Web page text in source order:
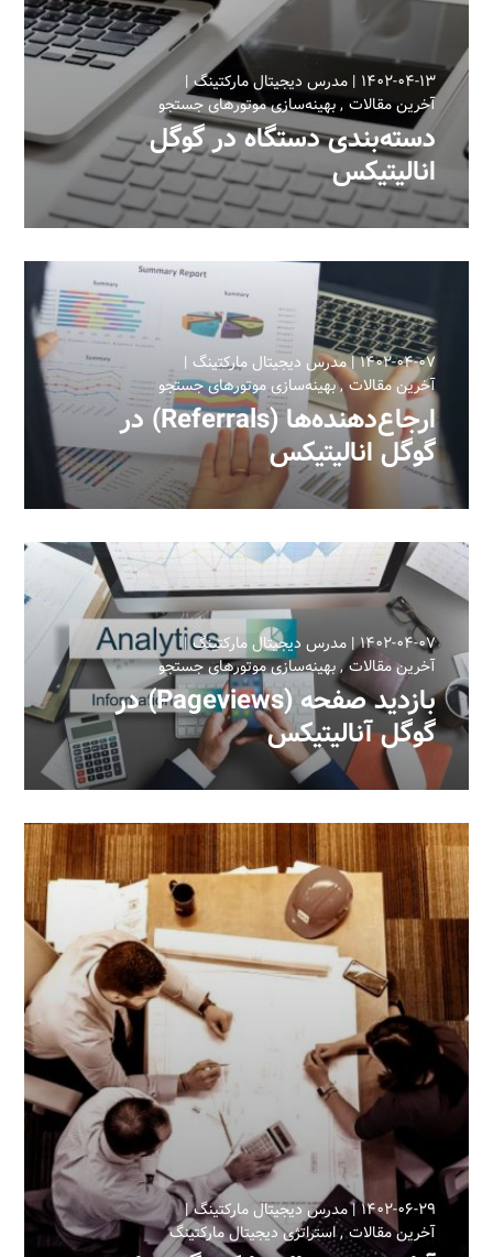
۱۴۰۲-۰۴-۱۳
مدرس دیجیتال مارکتینگ
آخرین مقالات بهینه‌سازی موتورهای جستجو
دسته‌بندی دستگاه در گوگل
انالیتیکس‎
۱۴۰۲-۰۴-۰۷ مدرس دیجیتال مارکتینگ
آخرین مقالات بهینه‌سازی موتورهای جستجو
ارجاع‌دهنده‌ها (Referrals) در
گوگل انالیتیکس
۱۴۰۲-۰۴-۰۷ مدرس دیجیتال مارکتینگ
آخرین مقالات بهینه‌سازی موتورهای جستجو
بازدید صفحه (Pageviews) در
گوگل آنالیتیکس
۱۴۰۲-۰۶-۲۹ مدرس دیجیتال مارکتینگ
آخرین مقالات استراتژی دیجیتال مارکتینگ